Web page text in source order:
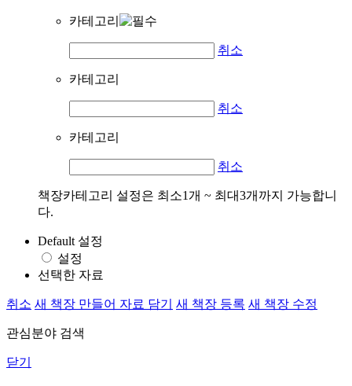
카테고리
취소
카테고리
취소
카테고리
취소
책장카테고리 설정은 최소1개 ~ 최대3개까지 가능합니
다.
Default 설정
설정
선택한 자료
취소 새 책장 만들어 자료 담기 새 책장 등록 새 책장 수정
관심분야 검색
닫기